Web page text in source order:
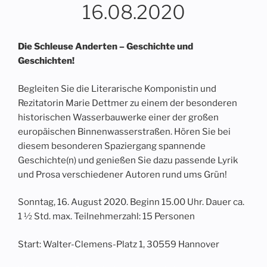
16.08.2020
Die Schleuse Anderten – Geschichte und
Geschichten!
Begleiten Sie die Literarische Komponistin und
Rezitatorin Marie Dettmer zu einem der besonderen
historischen Wasserbauwerke einer der großen
europäischen Binnenwasserstraßen. Hören Sie bei
diesem besonderen Spaziergang spannende
Geschichte(n) und genießen Sie dazu passende Lyrik
und Prosa verschiedener Autoren rund ums Grün!
Sonntag, 16. August 2020. Beginn 15.00 Uhr. Dauer ca.
1 ½ Std. max. Teilnehmerzahl: 15 Personen
Start: Walter-Clemens-Platz 1, 30559 Hannover